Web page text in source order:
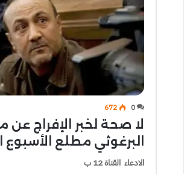
0
672
لا صحة لخبر الإفراج عن
البرغوثي مطلع الأسبوع
الادعاء القناة 12 ب